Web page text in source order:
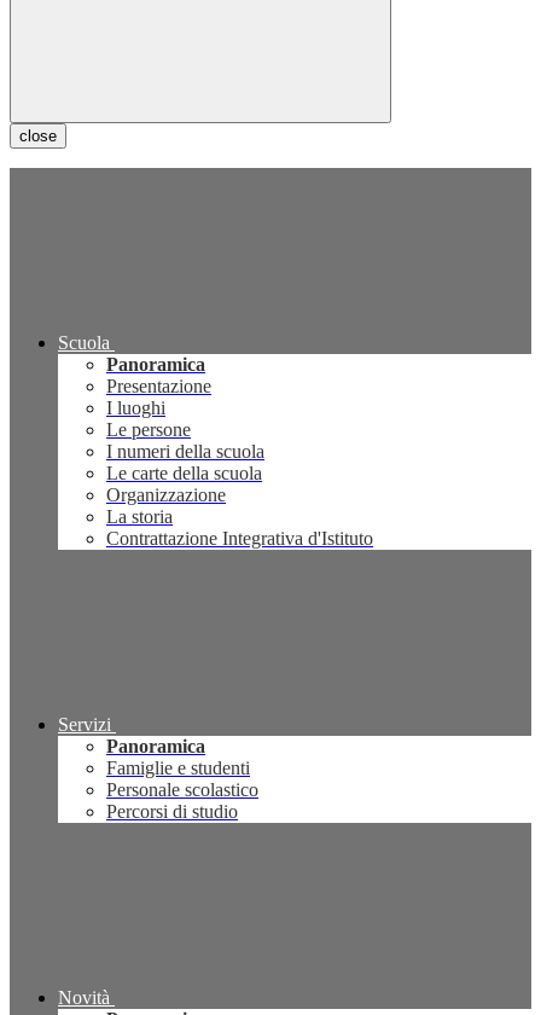
close
Scuola
Panoramica
Presentazione
I luoghi
Le persone
I numeri della scuola
Le carte della scuola
Organizzazione
La storia
Contrattazione Integrativa d'Istituto
Servizi
Panoramica
Famiglie e studenti
Personale scolastico
Percorsi di studio
Novità